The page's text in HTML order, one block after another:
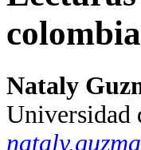
Nataly
Universidad